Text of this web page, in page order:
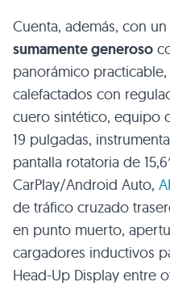
Cuenta, además, con un
sumamente generoso
panorámico
calefactados con
cuero sintético, equipo
19 pulgadas,
pantalla rotatoria de
CarPlay/Android Auto,
de tráfico cruzado
en punto muerto,
cargadores inductivos
Head-Up Display entre